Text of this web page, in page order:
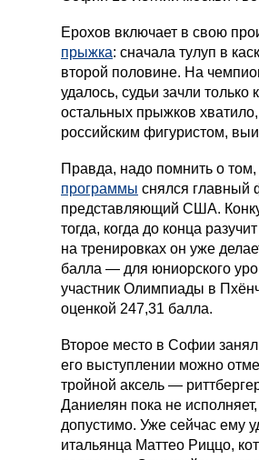
Ерохов включает в свою
прыжка: сначала тулуп в
второй половине. На
удалось, судьи зачли
остальных прыжков
российским фигуристом,
Правда, надо помнить о
программы снялся главный
представляющий США.
тогда, когда до конца
на тренировках он уже
балла — для юниорского
участник Олимпиады в
оценкой 247,31 балла.
Второе место в Софии
его выступлении можно
тройной аксель —
Даниелян пока не
допустимо. Уже сейчас ему
итальянца Маттео Риццо,